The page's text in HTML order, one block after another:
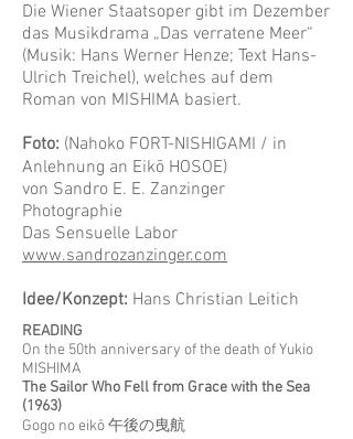
Die Wiener Staatsoper gibt im Dezember
das Musikdrama „Das verratene Meer“
(Musik: Hans Werner Henze; Text Hans-
Ulrich Treichel), welches auf dem
Roman von MISHIMA basiert.
Foto: (Nahoko FORT-NISHIGAMI / in
Anlehnung an Eikō HOSOE)
von Sandro E. E. Zanzinger
Photographie
Das Sensuelle Labor
www.sandrozanzinger.com
Idee/Konzept: Hans Christian Leitich
READING
On the 50th anniversary of the death of Yukio
MISHIMA
The Sailor Who Fell from Grace with the Sea
(1963)
Gogo no eikō 午後の曳航